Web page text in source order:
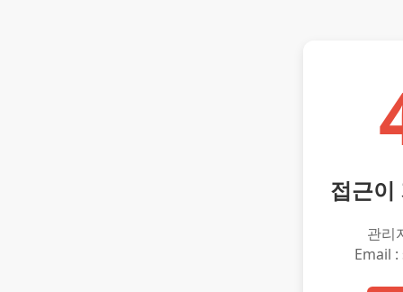
접근이
관리
Email